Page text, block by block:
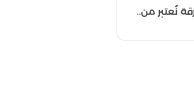
في إحداث تحول جمالي في
نُعتبر من..